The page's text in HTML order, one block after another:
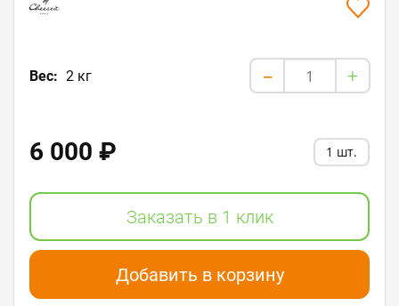
Вес: 2 кг - +
1 шт.
6 000 ₽
Заказать в 1 клик
Добавить в корзину